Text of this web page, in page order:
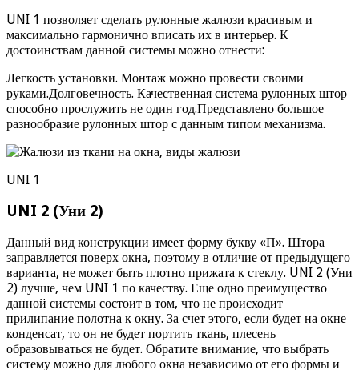
UNI 1 позволяет сделать рулонные жалюзи красивым и
максимально гармонично вписать их в интерьер. К
достоинствам данной системы можно отнести:
Легкость установки. Монтаж можно провести своими
руками.Долговечность. Качественная система рулонных штор
способно прослужить не один год.Представлено большое
разнообразие рулонных штор с данным типом механизма.
UNI 1
UNI 2 (Уни 2)
Данный вид конструкции имеет форму букву «П». Штора
заправляется поверх окна, поэтому в отличие от предыдущего
варианта, не может быть плотно прижата к стеклу. UNI 2 (Уни
2) лучше, чем UNI 1 по качеству. Еще одно преимущество
данной системы состоит в том, что не происходит
прилипание полотна к окну. За счет этого, если будет на окне
конденсат, то он не будет портить ткань, плесень
образовываться не будет. Обратите внимание, что выбрать
систему можно для любого окна независимо от его формы и